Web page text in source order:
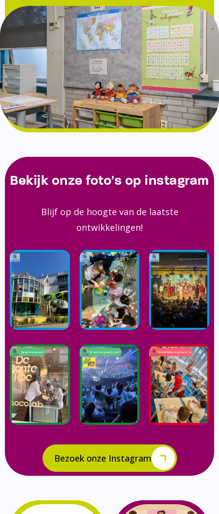
Bekijk onze foto's op instagram
Blijf op de hoogte van de laatste
ontwikkelingen!
Bezoek onze Instagram